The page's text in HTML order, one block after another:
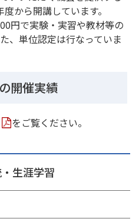
生涯学習
から開講しています。
円で実験・実習や教材等の
、単位認定は行なっていま
開催実績
をご覧ください。